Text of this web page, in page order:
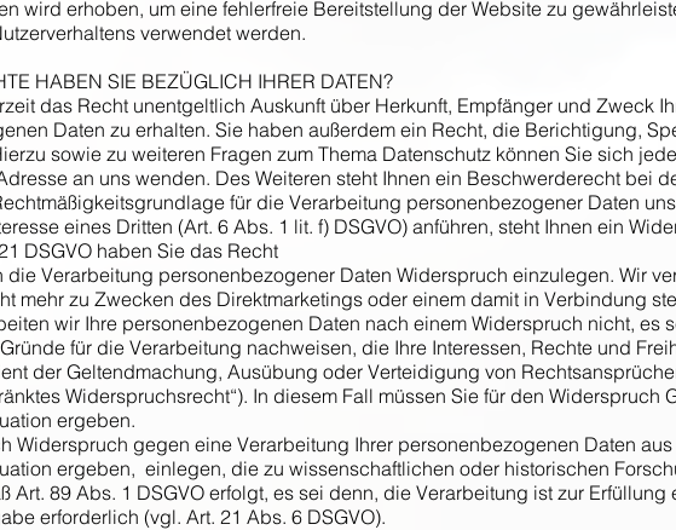
wird erhoben, um eine fehlerfreie Bereitstellung der Website zu
verwendet werden.
HABEN SIE BEZÜGLICH IHRER DATEN?
das Recht unentgeltlich Auskunft über Herkunft, Empfänger und Zweck
Daten zu erhalten. Sie haben außerdem ein Recht, die Berichtigung,
sowie zu weiteren Fragen zum Thema Datenschutz können Sie sich
an uns wenden. Des Weiteren steht Ihnen ein Beschwerderecht bei
für die Verarbeitung personenbezogener Daten
eines Dritten (Art. 6 Abs. 1 lit. f) DSGVO) anführen, steht Ihnen ein
DSGVO haben Sie das Recht
die Verarbeitung personenbezogener Daten Widerspruch einzulegen. Wir
mehr zu Zwecken des Direktmarketings oder einem damit in Verbindung
wir Ihre personenbezogenen Daten nach einem Widerspruch nicht, es
für die Verarbeitung nachweisen, die Ihre Interessen, Rechte und
der Geltendmachung, Ausübung oder Verteidigung von
Widerspruchsrecht“). In diesem Fall müssen Sie für den Widerspruch
ergeben.
Widerspruch gegen eine Verarbeitung Ihrer personenbezogenen Daten
ergeben, einlegen, die zu wissenschaftlichen oder historischen
Art. 89 Abs. 1 DSGVO erfolgt, es sei denn, die Verarbeitung ist zur Erfüllung
erforderlich (vgl. Art. 21 Abs. 6 DSGVO).